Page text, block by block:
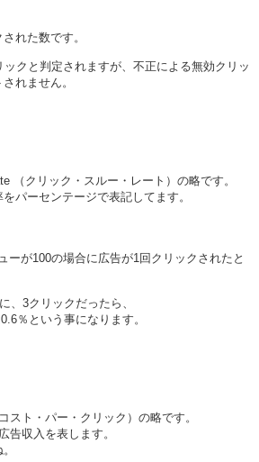
れた数です。
クと判定されますが、不正による無効クリッ
れません。
（クリック・スルー・レート）の略です。
パーセンテージで表記してます。
ーが100の場合に広告が1回クリックされたと
、3クリックだったら、
％という事になります。
スト・パー・クリック）の略です。
告収入を表します。